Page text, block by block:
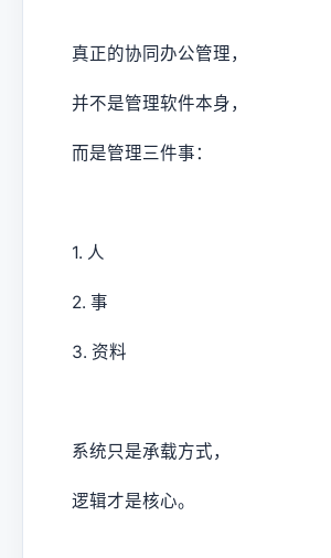
真正的协同办公管理，
并不是管理软件本身，
而是管理三件事：
1. 人
2. 事
3. 资料
系统只是承载方式，
逻辑才是核心。